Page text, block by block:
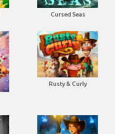
Cursed Seas
Rusty & Curly